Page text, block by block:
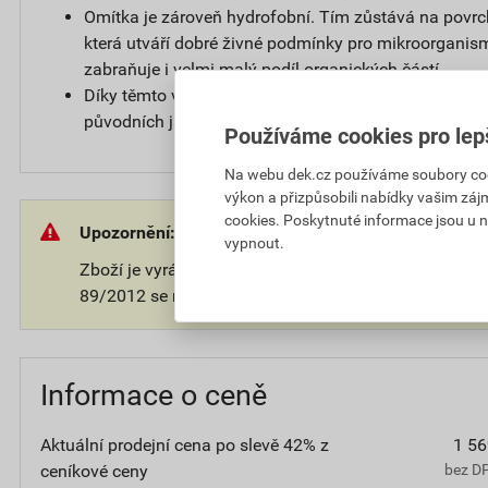
Omítka je zároveň hydrofobní. Tím zůstává na
která utváří dobré živné podmínky pro
zabraňuje i velmi malý podíl organických částí.
Díky těmto vlastnostem zůstává povrch omítky čistý
původních jasných barvách.
Upozornění:
Zboží je vyráběno na přání zákazníka. V souladu s
89/2012 se na takové zboží nevztahuje 14-ti denní
Informace o ceně
Aktuální prodejní cena po slevě 42% z
ceníkové ceny
1
bez
Používáme cookies pro
Na webu dek.cz používáme soubory
výkon a přizpůsobili nabídky vašim
cookies. Poskytnuté informace jsou u
vypnout.